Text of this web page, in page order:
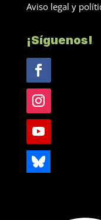
Aviso legal y
¡Síguenos!